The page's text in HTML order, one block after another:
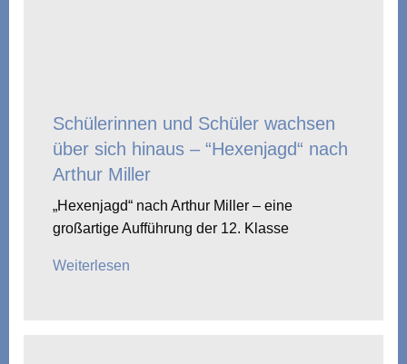
Schülerinnen und Schüler wachsen
über sich hinaus – “Hexenjagd“ nach
Arthur Miller
„Hexenjagd“ nach Arthur Miller – eine
großartige Aufführung der 12. Klasse
Weiterlesen